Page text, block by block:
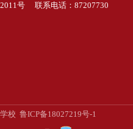
2011号 联系电话：87207730
校 鲁ICP备18027219号-1